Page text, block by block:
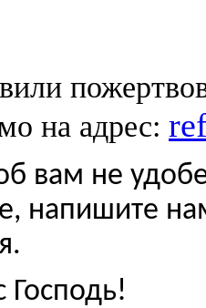
на адрес:
вам не
напишите
Господь!